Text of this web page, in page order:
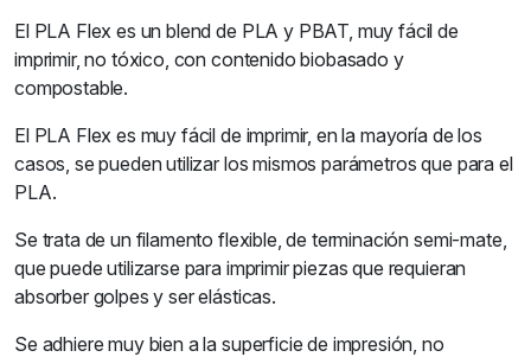
El PLA Flex es un blend de PLA y PBAT, muy fácil de
imprimir, no tóxico, con contenido biobasado y
compostable.
El PLA Flex es muy fácil de imprimir, en la mayoría de los
casos, se pueden utilizar los mismos parámetros que para el
PLA.
Se trata de un filamento flexible, de terminación semi-mate,
que puede utilizarse para imprimir piezas que requieran
absorber golpes y ser elásticas.
Se adhiere muy bien a la superficie de impresión, no